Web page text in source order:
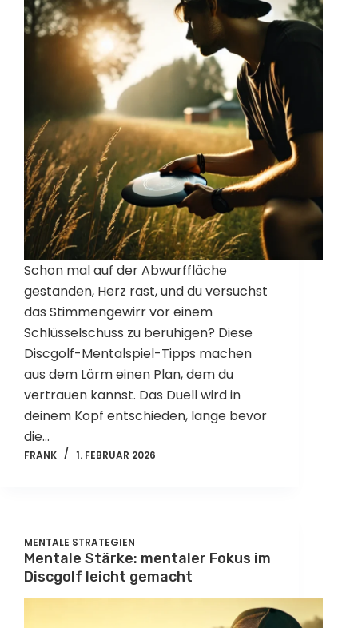
Schon mal auf der Abwurffläche
gestanden, Herz rast, und du versuchst
das Stimmengewirr vor einem
Schlüsselschuss zu beruhigen? Diese
Discgolf-Mentalspiel-Tipps machen
aus dem Lärm einen Plan, dem du
vertrauen kannst. Das Duell wird in
deinem Kopf entschieden, lange bevor
die…
FRANK 1. FEBRUAR 2026
MENTALE STRATEGIEN
Mentale Stärke: mentaler Fokus im
Discgolf leicht gemacht